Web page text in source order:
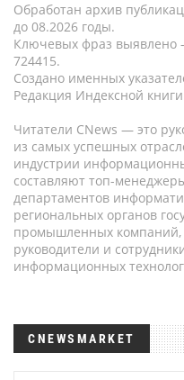
Обработан архив
до 08.2026 годы.
Ключевых фраз выявлено
724415.
Создано именных
Редакция Индексной
Читатели CNews — это
из самых успешных
индустрии
составляют топ-
департаментов
региональных органов
промышленных компаний,
руководители и
информационных
CNEWSMARKET